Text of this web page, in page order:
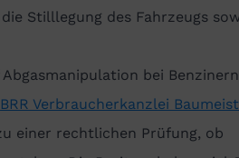
Stilllegung des Fahrzeugs
bei Benzinern
BRR Verbraucherkanzlei
einer rechtlichen Prüfung, ob